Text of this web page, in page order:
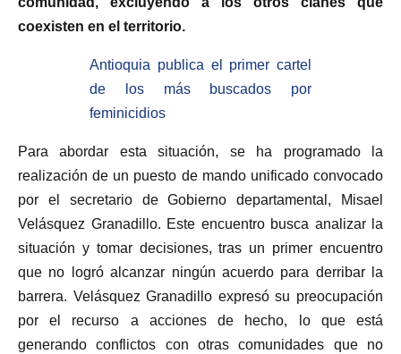
coexisten en el territorio.
Antioquia publica el primer cartel
de los más buscados por
feminicidios
Para abordar esta situación, se ha programado la
realización de un puesto de mando unificado convocado
por el secretario de Gobierno departamental, Misael
Velásquez Granadillo. Este encuentro busca analizar la
situación y tomar decisiones, tras un primer encuentro
que no logró alcanzar ningún acuerdo para derribar la
barrera. Velásquez Granadillo expresó su preocupación
por el recurso a acciones de hecho, lo que está
generando conflictos con otras comunidades que no